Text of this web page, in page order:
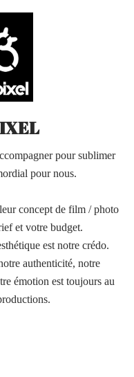
pour sublimer
pour nous.
concept de film / photo
et votre budget.
est notre crédo.
authenticité, notre
émotion est toujours au